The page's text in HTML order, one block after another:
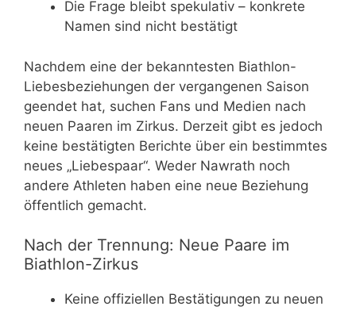
Die Frage bleibt spekulativ – konkrete
Namen sind nicht bestätigt
Nachdem eine der bekanntesten Biathlon-
Liebesbeziehungen der vergangenen Saison
geendet hat, suchen Fans und Medien nach
neuen Paaren im Zirkus. Derzeit gibt es jedoch
keine bestätigten Berichte über ein bestimmtes
neues „Liebespaar“. Weder Nawrath noch
andere Athleten haben eine neue Beziehung
öffentlich gemacht.
Nach der Trennung: Neue Paare im
Biathlon-Zirkus
Keine offiziellen Bestätigungen zu neuen